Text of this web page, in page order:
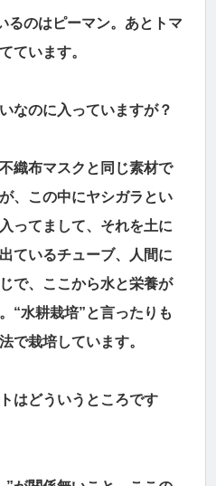
るのはピーマン。あとトマ
ています。
なのに入っていますが？
織布マスクと同じ素材で
、この中にヤシガラとい
ってまして、それを土に
ているチューブ、人間に
で、ここから水と栄養が
“水耕栽培”と言ったりも
で栽培しています。
はどういうところです